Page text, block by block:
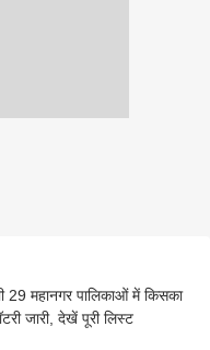
29 महानगर पालिकाओं में किसका
जारी, देखें पूरी लिस्ट